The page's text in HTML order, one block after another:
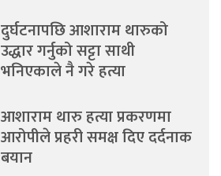
दुर्घटनापछि आशाराम थारुको
उद्धार गर्नुको सट्टा साथी
भनिएकाले नै गरे हत्या
आशाराम थारु हत्या प्रकरणमा
आरोपीले प्रहरी समक्ष दिए दर्दनाक
बयान